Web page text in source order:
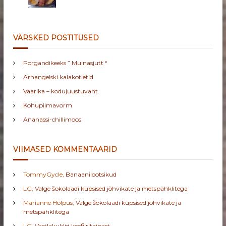
VÄRSKED POSTITUSED
Porgandikeeks ” Muinasjutt “
Arhangelski kalakotletid
Vaarika – kodujuustuvaht
Kohupiimavorm
Ananassi-chillimoos
VIIMASED KOMMENTAARID
TommyGycle Banaanilootsikud
LG ,Valge šokolaadi küpsised jõhvikate ja metspähklitega
Marianne Hölpus ,Valge šokolaadi küpsised jõhvikate ja
metspähklitega